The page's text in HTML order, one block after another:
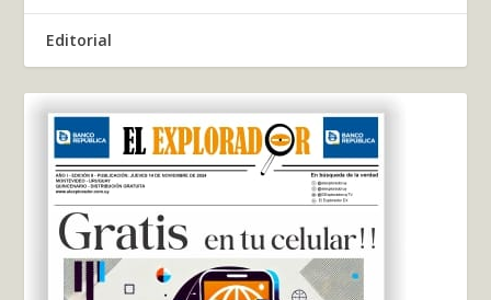
Editorial